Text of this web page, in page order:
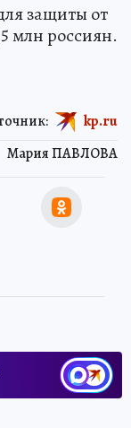
защиты от
млн россиян.
Мария ПАВЛОВА
kp.ru